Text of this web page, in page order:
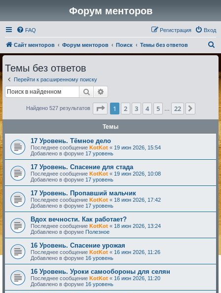
Форум менторов
FAQ Вход
Регистрация
Сайт менторов Форум менторов Поиск Темы без ответов
о
Темы без ответов
Перейти к расширенному поиску
Поиск
Найдено 527 результатов Страница из 22
1 2 3 4 5 22
Темы
17 Уровень. Тёмное дело
Последнее сообщение KotKot « 19 июн 2026, 15:54
Добавлено в форуме 17 уровень
17 Уровень. Спасение для стада
Последнее сообщение KotKot « 19 июн 2026, 10:08
Добавлено в форуме 17 уровень
17 Уровень. Пропавший мальчик
Последнее сообщение KotKot « 18 июн 2026, 17:42
Добавлено в форуме 17 уровень
Вдох вечности. Как работает?
Последнее сообщение KotKot « 18 июн 2026, 13:24
Добавлено в форуме Полезное
16 Уровень. Спасение урожая
Последнее сообщение KotKot « 16 июн 2026, 11:26
Добавлено в форуме 16 уровень
16 Уровень. Уроки самообороны для селян
Последнее сообщение KotKot « 16 июн 2026, 11:20
Добавлено в форуме 16 уровень